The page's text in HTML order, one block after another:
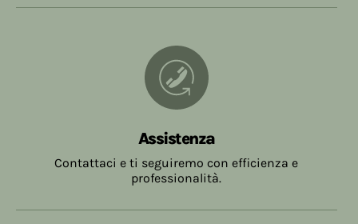
Assistenza
Contattaci e ti seguiremo con efficienza e
professionalità.